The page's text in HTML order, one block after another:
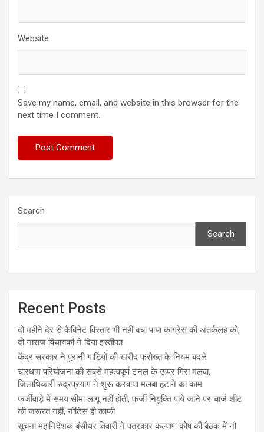
Website
Save my name, email, and website in this browser for the
next time I comment.
Search
Search
Recent Posts
दो महीने देर से कैबिनेट विस्तार भी नहीं बचा पाया कांग्रेस की अंतर्कलह को,
दो नाराज विधायकों ने दिया इस्तीफा
केंद्र सरकार ने पुरानी गाड़ियों की खरीद फरोख्त के नियम बदले
चारधाम परियोजना की सबसे महत्वपूर्ण टनल के ऊपर गिरा मलबा,
जिलाधिकारी रुद्रप्रयाग ने शुरू करवाया मलबा हटाने का काम
फर्जीवाड़े में समय सीमा लागू नहीं होती, फर्जी नियुक्ति पाये जाने पर चार्ज शीट
की जरूरत नहीं, नोटिस ही काफी
सूचना महानिदेशक बंसीधर तिवारी ने पत्रकार कल्याण कोष की बैठक में नौ